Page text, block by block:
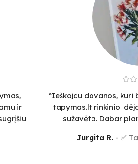
ir
“Ieškojau dovanos, kuri
tapymas.lt rinkinio
sužavėta. Dabar
Jurgita R. ✅